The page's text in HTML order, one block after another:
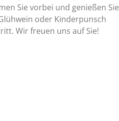
Sie vorbei und genießen Sie
oder Kinderpunsch
Wir freuen uns auf Sie!